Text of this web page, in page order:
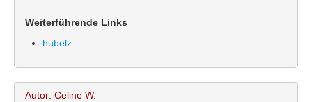
Weiterführende Links
hubelz
Autor: Celine W.